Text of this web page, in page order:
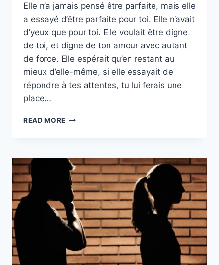
Elle n’a jamais pensé être parfaite, mais elle
a essayé d’être parfaite pour toi. Elle n’avait
d’yeux que pour toi. Elle voulait être digne
de toi, et digne de ton amour avec autant
de force. Elle espérait qu’en restant au
mieux d’elle-même, si elle essayait de
répondre à tes attentes, tu lui ferais une
place…
READ MORE ELLE
C’EST
TOI
QUI
L’AS
REPOUSSÉE